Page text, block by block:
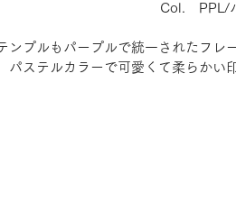
Col.　PPL/
ンプルもパープルで統一されたフレ
パステルカラーで可愛くて柔らかい